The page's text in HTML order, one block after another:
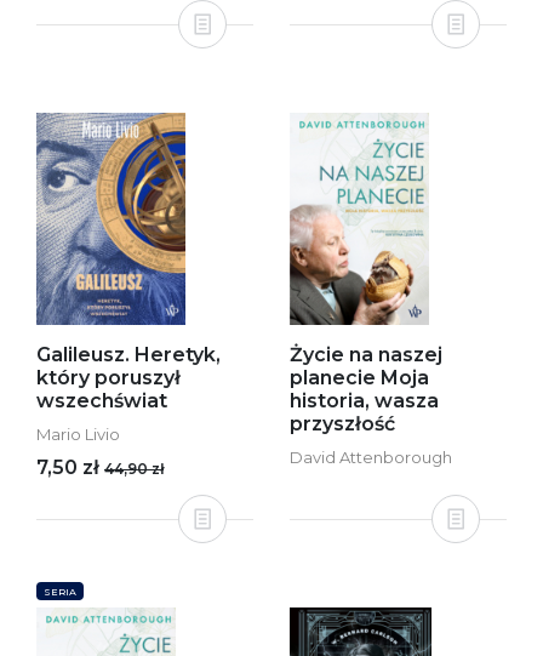
Galileusz. Heretyk,
który poruszył
wszechświat
Mario Livio
7,50 zł 44,90 zł
Życie na naszej
planecie Moja
historia, wasza
przyszłość
David Attenborough
SERIA